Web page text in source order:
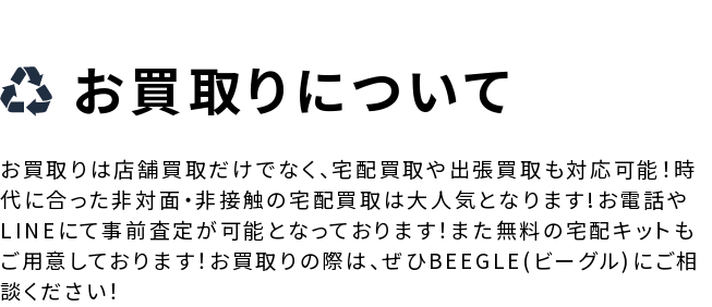
お買取りについて
お買取りは店舗買取だけでなく、宅配買取や出張買取も対応可能！時
代に合った非対面・非接触の宅配買取は大人気となります!お電話や
LINEにて事前査定が可能となっております！また無料の宅配キットも
ご用意しております！お買取りの際は、ぜひBEEGLE(ビーグル)にご相
談ください！